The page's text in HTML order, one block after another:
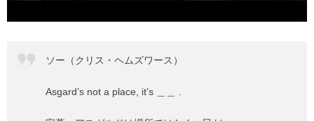
ソー（クリス・ヘムズワース）
Asgard’s not a place, it’s ＿＿ .